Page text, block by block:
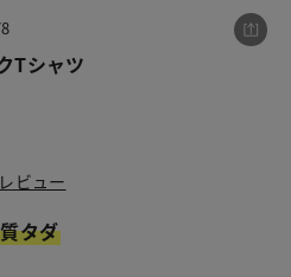
Tシャツ
ビュー
タダ
フィックTシャツ